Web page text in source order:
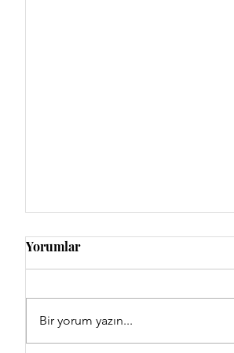
İnsan Üstündür
Yorumlar
Bir yorum yazın...